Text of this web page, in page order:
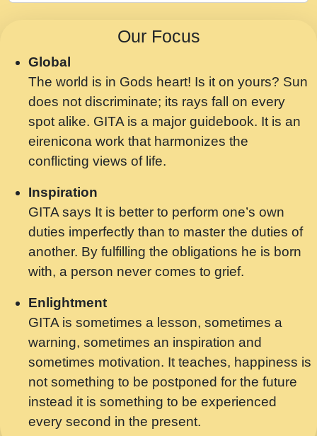
Chahe Ram Ho Chahe Shyam Ho.mp3
मझ अपन जवन बनन न आय, रठ हर क मनन न आय
Shri ravinandan shastri ji maharaj.mp3
मन अशांत मंत्र जाप - गीता प्रेरणा -Swami
Gyananand Ji Maharaj.mp3
मन बध लय परम वल कगन Special Shyam
Saawariya.mp3
मर गनय न अपरध लडडल शर रध.... Shri
ravinandan shastri ji maharaj.mp3
मेरे मन हरी का ध्यान लगा - भजन भाव - 2018 -
Rishikesh - Swami Gyananand Ji
Maharaj.mp3
यह हसरत तलब ह नकज कमर Yahi Hasraten
Talab Hai Bhav Pravah #bhajan.mp3
लडल ज बल ल क ज न लग Sadhvi Purnima Ji
7.9.2021 जवल नगर दलल #बसर.mp3
सख भ मझ पयर ह दख भ मझ पयर ह!छड म कस दत
Our Focus
Global
The world is in Gods heart! Is it on yours? Sun
does not discriminate; its rays fall on every
spot alike. GITA is a major guidebook. It is an
eirenicona work that harmonizes the
conflicting views of life.
Inspiration
GITA says It is better to perform one’s own
duties imperfectly than to master the duties of
another. By fulfilling the obligations he is born
with, a person never comes to grief.
Enlightment
GITA is sometimes a lesson, sometimes a
warning, sometimes an inspiration and
sometimes motivation. It teaches, happiness is
not something to be postponed for the future
instead it is something to be experienced
every second in the present.